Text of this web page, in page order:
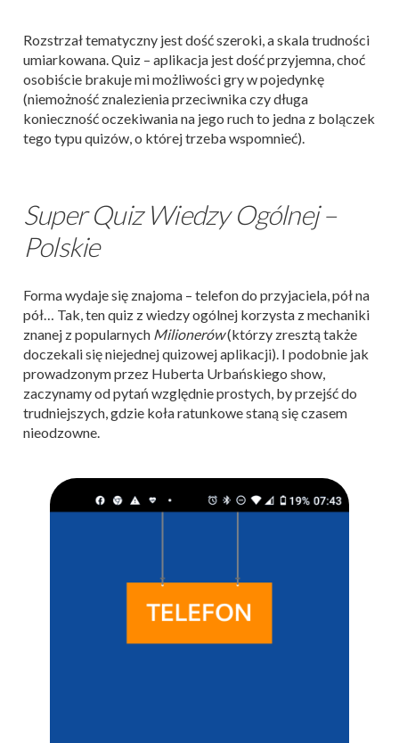
Rozstrzał tematyczny jest dość szeroki, a skala trudności
umiarkowana. Quiz – aplikacja jest dość przyjemna, choć
osobiście brakuje mi możliwości gry w pojedynkę
(niemożność znalezienia przeciwnika czy długa
konieczność oczekiwania na jego ruch to jedna z bolączek
tego typu quizów, o której trzeba wspomnieć).
Super Quiz Wiedzy Ogólnej –
Polskie
Forma wydaje się znajoma – telefon do przyjaciela, pół na
pół… Tak, ten quiz z wiedzy ogólnej korzysta z mechaniki
znanej z popularnych Milionerów(którzy zresztą także
doczekali się niejednej quizowej aplikacji). I podobnie jak
prowadzonym przez Huberta Urbańskiego show,
zaczynamy od pytań względnie prostych, by przejść do
trudniejszych, gdzie koła ratunkowe staną się czasem
nieodzowne.